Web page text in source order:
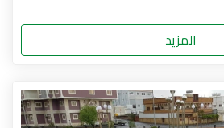
المزيد